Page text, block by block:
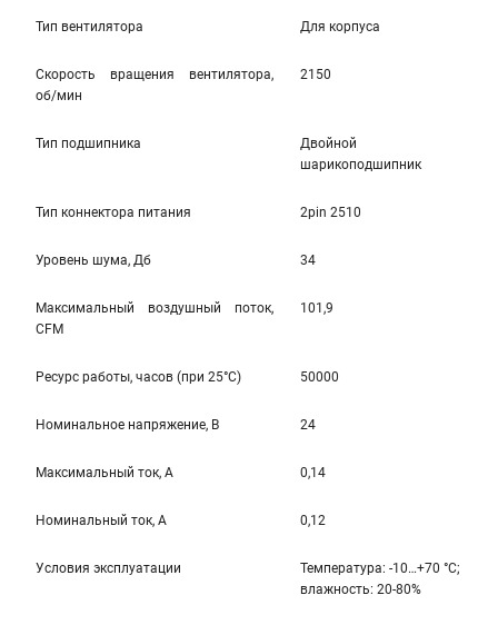
Тип вентилятора Для корпуса
Скорость вращения вентилятора,
об/мин
2150
Тип подшипника
Двойной
шарикоподшипник
Тип коннектора питания 2pin 2510
Уровень шума, Дб 34
Максимальный воздушный поток,
CFM
101,9
Ресурс работы, часов (при 25°C) 50000
Номинальное напряжение, В 24
Максимальный ток, А 0,14
Номинальный ток, А 0,12
Условия эксплуатации
Температура: -10…+70 °С;
влажность: 20-80%